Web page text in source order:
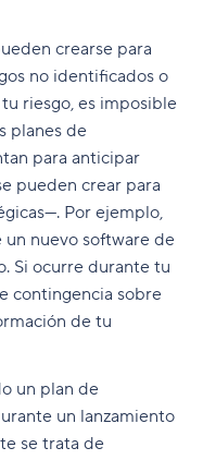
crearse para
no identificados o
riesgo, es imposible
planes de
para anticipar
pueden crear para
Por ejemplo,
nuevo software de
Si ocurre durante tu
contingencia sobre
de tu
un plan de
un lanzamiento
se trata de